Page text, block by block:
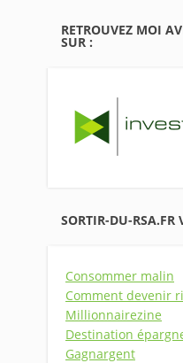
RETROUVEZ MOI
SUR :
SORTIR-DU-RSA.FR
Consommer malin
Comment devenir
Millionnairezine
Destination
Gagnargent